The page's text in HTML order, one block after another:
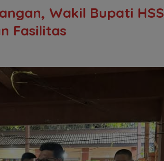
Wakil Bupati HSS
Fasilitas